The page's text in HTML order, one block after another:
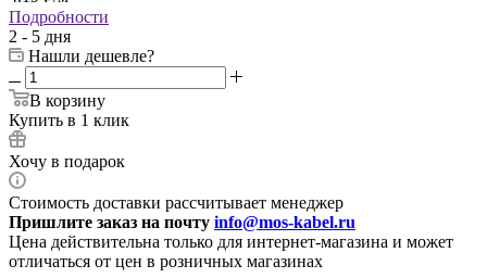
Подробности
2 - 5 дня
Нашли дешевле?
В корзину
Купить в 1 клик
Хочу в подарок
Стоимость доставки рассчитывает менеджер
Пришлите заказ на почту info@mos-kabel.ru
Цена действительна только для интернет-магазина и может
отличаться от цен в розничных магазинах